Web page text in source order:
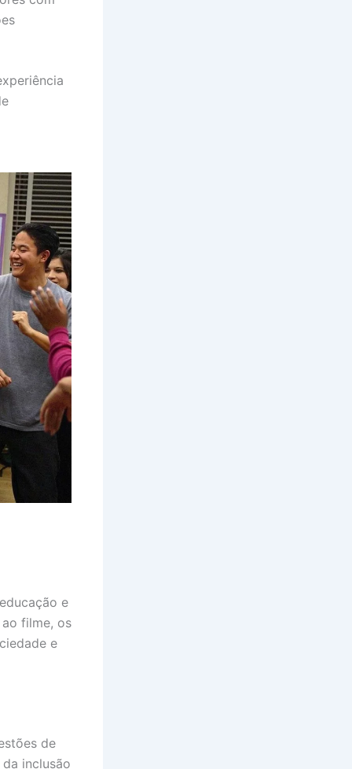
e
filme, os
e
de
inclusão